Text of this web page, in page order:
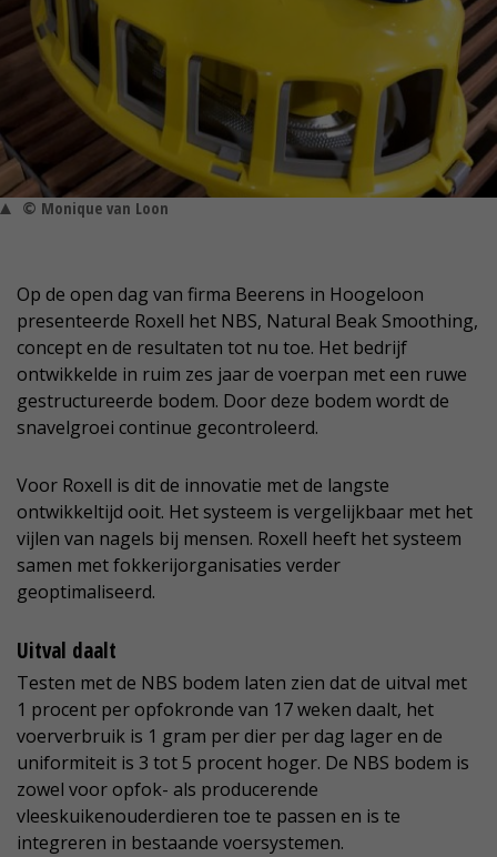
© Monique van Loon
Op de open dag van firma Beerens in Hoogeloon
presenteerde Roxell het NBS, Natural Beak Smoothing,
concept en de resultaten tot nu toe. Het bedrijf
ontwikkelde in ruim zes jaar de voerpan met een ruwe
gestructureerde bodem. Door deze bodem wordt de
snavelgroei continue gecontroleerd.
Voor Roxell is dit de innovatie met de langste
ontwikkeltijd ooit. Het systeem is vergelijkbaar met het
vijlen van nagels bij mensen. Roxell heeft het systeem
samen met fokkerijorganisaties verder
geoptimaliseerd.
Uitval daalt
Testen met de NBS bodem laten zien dat de uitval met
1 procent per opfokronde van 17 weken daalt, het
voerverbruik is 1 gram per dier per dag lager en de
uniformiteit is 3 tot 5 procent hoger. De NBS bodem is
zowel voor opfok- als producerende
vleeskuikenouderdieren toe te passen en is te
integreren in bestaande voersystemen.